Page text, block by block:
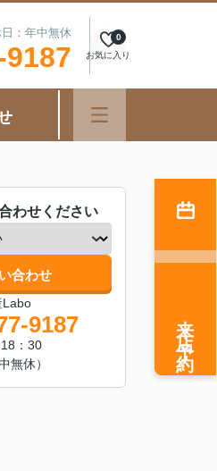
：年中無休
お気に入り
0
わせください
合わせ
Labo
9187
：30
無休）
来店予約